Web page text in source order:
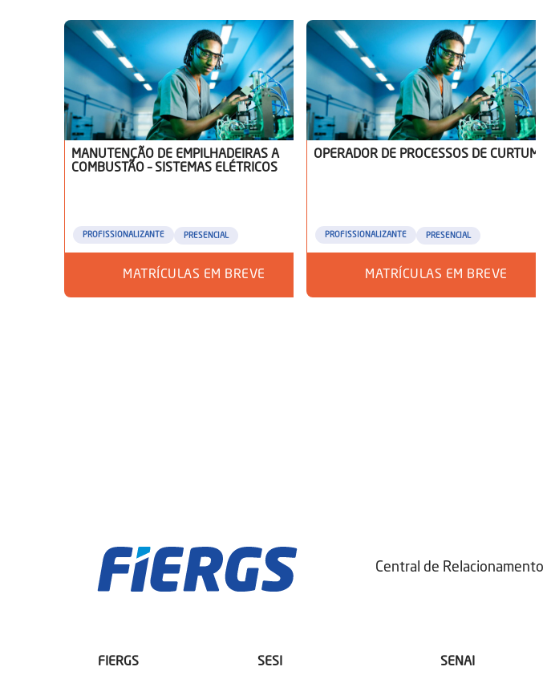
MANUTENÇÃO DE EMPILHADEIRAS A
COMBUSTÃO – SISTEMAS ELÉTRICOS
PRESENCIAL
PROFISSIONALIZANTE
MATRÍCULAS EM BREVE
OPERADOR DE PROCESSOS DE CURTUME
PRESENCIAL
PROFISSIONALIZANTE
MATRÍCULAS EM BREVE
Central de Relacionamento
FIERGS SESI SENAI